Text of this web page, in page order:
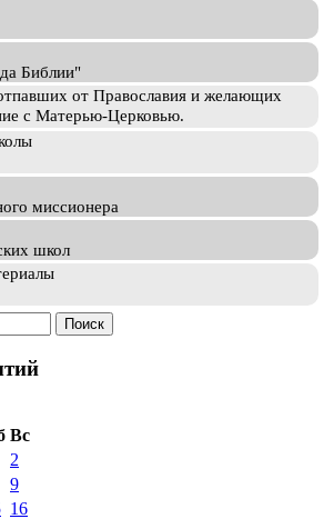
Библии"
от Православия и желающих
с Матерью-Церковью.
миссионера
школ
Вс
2
9
16